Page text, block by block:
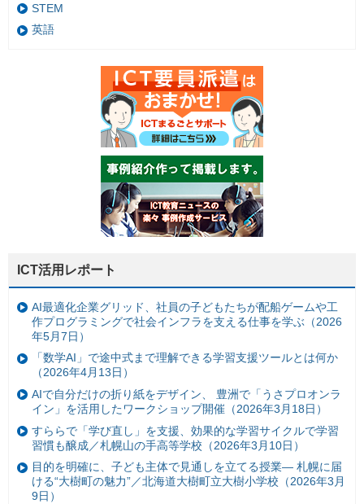
STEM
英語
ICT活用レポート
AI最適化企業グリッド、社員の子どもたちが配船ゲームや工
作プログラミングで社会インフラを支える仕事を学ぶ（2026
年5月7日）
「数学AI」で途中式まで理解できる学習支援ツールとは何か
（2026年4月13日）
AIで自分だけの折り紙をデザイン、 豊洲で「うさプロオンラ
イン」を活用したワークショップ開催（2026年3月18日）
すららで「学び直し」を支援、効果的な学習サイクルで学習
習慣も醸成／札幌山の手高等学校（2026年3月10日）
目的を明確に、子ども主体で見通しを立てる授業— 札幌に届
ける“大樹町の魅力”／北海道大樹町立大樹小学校（2026年3月
9日）